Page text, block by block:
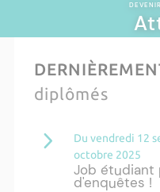
diplômés
Du vendredi 12
octobre 2025
Job étudiant
d'enquêtes !